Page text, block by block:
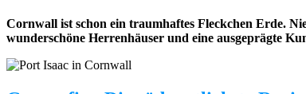
Cornwall ist schon ein traumhaftes Fleckchen Erde.
wunderschöne Herrenhäuser und eine ausgeprägte